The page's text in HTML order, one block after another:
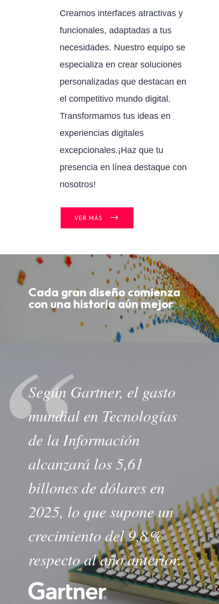
Creamos interfaces atractivas y
funcionales, adaptadas a tus
necesidades. Nuestro equipo se
especializa en crear soluciones
personalizadas que destacan en
el competitivo mundo digital.
Transformamos tus ideas en
experiencias digitales
excepcionales.¡Haz que tu
presencia en línea destaque con
nosotros!
VER MÁS
Cada gran diseño comienza
con una historia aún mejor
Según Gartner, el gasto
mundial en Tecnologías
de la Información
alcanzará los 5,61
billones de dólares en
2025, lo que supone un
crecimiento del 9,8 %
respecto al año anterior.